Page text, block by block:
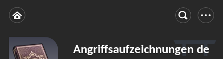
Angriffsaufzeichnungen de